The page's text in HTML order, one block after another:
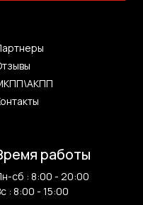
работы
сб : 8:00 - 20:00
: 8:00 - 15:00